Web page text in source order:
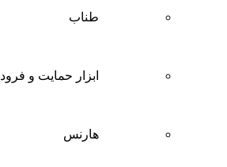
طناب
ابزار حمایت و فرود
هارنس